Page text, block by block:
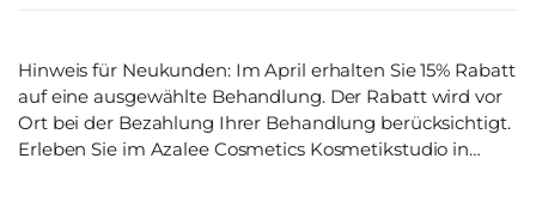
Hinweis für Neukunden: Im April erhalten Sie 15% Rabatt
auf eine ausgewählte Behandlung. Der Rabatt wird vor
Ort bei der Bezahlung Ihrer Behandlung berücksichtigt.
Erleben Sie im Azalee Cosmetics Kosmetikstudio in